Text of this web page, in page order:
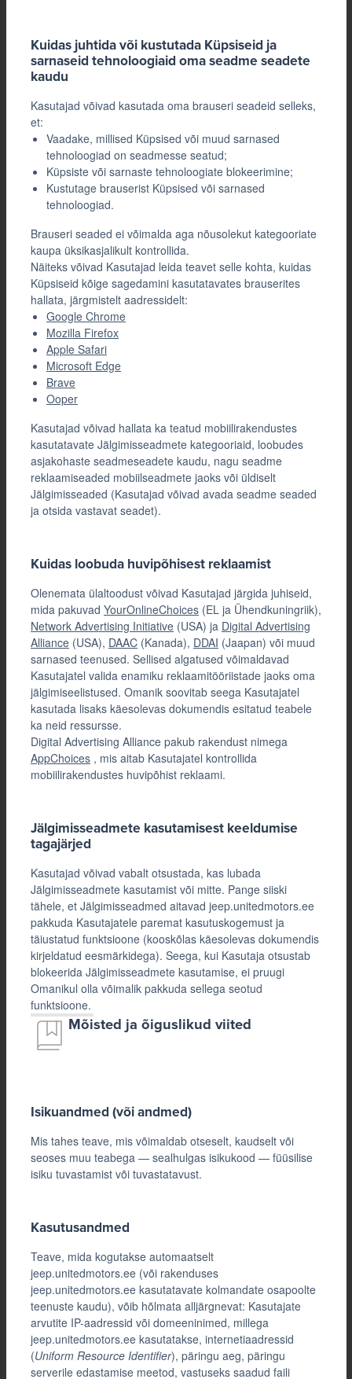
Kuidas juhtida või kustutada Küpsiseid ja
sarnaseid tehnoloogiaid oma seadme seadete
kaudu
Kasutajad võivad kasutada oma brauseri seadeid selleks,
et:
Vaadake, millised Küpsised või muud sarnased
tehnoloogiad on seadmesse seatud;
Küpsiste või sarnaste tehnoloogiate blokeerimine;
Kustutage brauserist Küpsised või sarnased
tehnoloogiad.
Brauseri seaded ei võimalda aga nõusolekut kategooriate
kaupa üksikasjalikult kontrollida.
Näiteks võivad Kasutajad leida teavet selle kohta, kuidas
Küpsiseid kõige sagedamini kasutatavates brauserites
hallata, järgmistelt aadressidelt:
Google Chrome
Mozilla Firefox
Apple Safari
Microsoft Edge
Brave
Ooper
Kasutajad võivad hallata ka teatud mobiilirakendustes
kasutatavate Jälgimisseadmete kategooriaid, loobudes
asjakohaste seadmeseadete kaudu, nagu seadme
reklaamiseaded mobiilseadmete jaoks või üldiselt
Jälgimisseaded (Kasutajad võivad avada seadme seaded
ja otsida vastavat seadet).
Kuidas loobuda huvipõhisest reklaamist
Olenemata ülaltoodust võivad Kasutajad järgida juhiseid,
mida pakuvad YourOnlineChoices (EL ja Ühendkuningriik),
Network Advertising Initiative (USA) ja Digital Advertising
Alliance (USA), DAAC (Kanada), DDAI (Jaapan) või muud
sarnased teenused. Sellised algatused võimaldavad
Kasutajatel valida enamiku reklaamitööriistade jaoks oma
jälgimiseelistused. Omanik soovitab seega Kasutajatel
kasutada lisaks käesolevas dokumendis esitatud teabele
ka neid ressursse.
Digital Advertising Alliance pakub rakendust nimega
AppChoices , mis aitab Kasutajatel kontrollida
mobiilirakendustes huvipõhist reklaami.
Jälgimisseadmete kasutamisest keeldumise
tagajärjed
Kasutajad võivad vabalt otsustada, kas lubada
Jälgimisseadmete kasutamist või mitte. Pange siiski
tähele, et Jälgimisseadmed aitavad jeep.unitedmotors.ee
pakkuda Kasutajatele paremat kasutuskogemust ja
täiustatud funktsioone (kooskõlas käesolevas dokumendis
kirjeldatud eesmärkidega). Seega, kui Kasutaja otsustab
blokeerida Jälgimisseadmete kasutamise, ei pruugi
Omanikul olla võimalik pakkuda sellega seotud
funktsioone.
Mõisted ja õiguslikud viited
Isikuandmed (või andmed)
Mis tahes teave, mis võimaldab otseselt, kaudselt või
seoses muu teabega — sealhulgas isikukood — füüsilise
isiku tuvastamist või tuvastatavust.
Kasutusandmed
Teave, mida kogutakse automaatselt
jeep.unitedmotors.ee (või rakenduses
jeep.unitedmotors.ee kasutatavate kolmandate osapoolte
teenuste kaudu), võib hõlmata alljärgnevat: Kasutajate
arvutite IP-aadressid või domeeninimed, millega
jeep.unitedmotors.ee kasutatakse, internetiaadressid
(Uniform Resource Identifier), päringu aeg, päringu
serverile edastamise meetod, vastuseks saadud faili